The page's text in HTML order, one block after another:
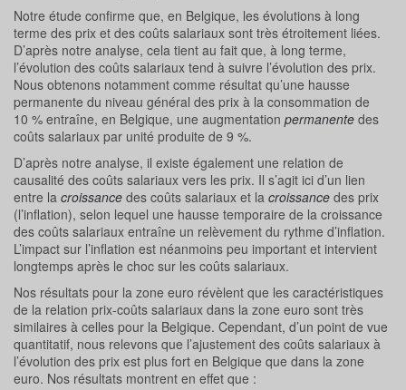
Notre étude confirme que, en Belgique, les évolutions à long
terme des prix et des coûts salariaux sont très étroitement liées.
D’après notre analyse, cela tient au fait que, à long terme,
l’évolution des coûts salariaux tend à suivre l’évolution des prix.
Nous obtenons notamment comme résultat qu’une hausse
permanente du niveau général des prix à la consommation de
10 % entraîne, en Belgique, une augmentation permanente des
coûts salariaux par unité produite de 9 %.
D’après notre analyse, il existe également une relation de
causalité des coûts salariaux vers les prix. Il s’agit ici d’un lien
entre la croissance des coûts salariaux et la croissance des prix
(l’inflation), selon lequel une hausse temporaire de la croissance
des coûts salariaux entraîne un relèvement du rythme d’inflation.
L’impact sur l’inflation est néanmoins peu important et intervient
longtemps après le choc sur les coûts salariaux.
Nos résultats pour la zone euro révèlent que les caractéristiques
de la relation prix-coûts salariaux dans la zone euro sont très
similaires à celles pour la Belgique. Cependant, d’un point de vue
quantitatif, nous relevons que l’ajustement des coûts salariaux à
l’évolution des prix est plus fort en Belgique que dans la zone
euro. Nos résultats montrent en effet que :